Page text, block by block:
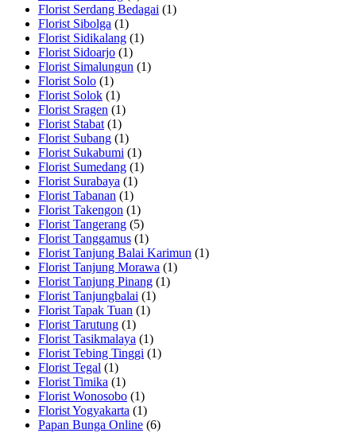
Florist Serdang Bedagai (1)
Florist Sibolga (1)
Florist Sidikalang (1)
Florist Sidoarjo (1)
Florist Simalungun (1)
Florist Solo (1)
Florist Solok (1)
Florist Sragen (1)
Florist Stabat (1)
Florist Subang (1)
Florist Sukabumi (1)
Florist Sumedang (1)
Florist Surabaya (1)
Florist Tabanan (1)
Florist Takengon (1)
Florist Tangerang (5)
Florist Tanggamus (1)
Florist Tanjung Balai Karimun (1)
Florist Tanjung Morawa (1)
Florist Tanjung Pinang (1)
Florist Tanjungbalai (1)
Florist Tapak Tuan (1)
Florist Tarutung (1)
Florist Tasikmalaya (1)
Florist Tebing Tinggi (1)
Florist Tegal (1)
Florist Timika (1)
Florist Wonosobo (1)
Florist Yogyakarta (1)
Papan Bunga Online (6)